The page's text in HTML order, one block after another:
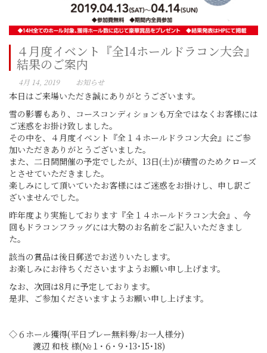
４月度イベント『全14ホールドラコン大会』
結果のご案内
4月 14, 2019 お知らせ
本日はご来場いただき誠にありがとうございます。
雪の影響もあり、コースコンディションも万全ではなくお客様には
ご迷惑をお掛け致しました。
その中を、４月度イベント『全１４ホールドラコン大会』にご参
加いただきありがとうございました。
また、二日間開催の予定でしたが、13日(土)が積雪のためクローズ
とさせていただきました。
楽しみにして頂いていたお客様にはご迷惑をお掛けし、申し訳ご
ざいませんでした。
昨年度より実施しております『全１４ホールドラコン大会』、今
回もドラコンフラッグには大勢のお名前をご記入いただきまし
た。
該当の賞品は後日郵送でお送りいたします。
お楽しみにお待ちくださいますようお願い申し上げます。
なお、次回は8月に予定しております。
是非、ご参加くださいますようお願い申し上げます。
◇６ホール獲得(平日プレー無料券/お一人様分)
渡辺 和枝 様(№１･６･９･13･15･18)